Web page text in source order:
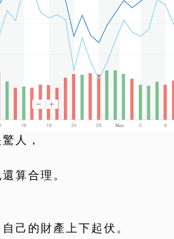
人，
算合理。
己的財產上下起伏。